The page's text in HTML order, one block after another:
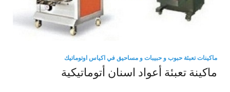
ماكينات تعبئة حبوب و حبيبات و مساحيق في اكياس اوتوماتيك
ماكينة تعبئة أعواد اسنان أتوماتيكية